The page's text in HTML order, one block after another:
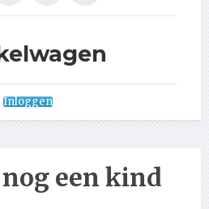
Inloggen
een kind